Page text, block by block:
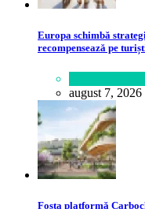
Europa schimbă
recompensează pe
august 7, 2026
Fosta platformă